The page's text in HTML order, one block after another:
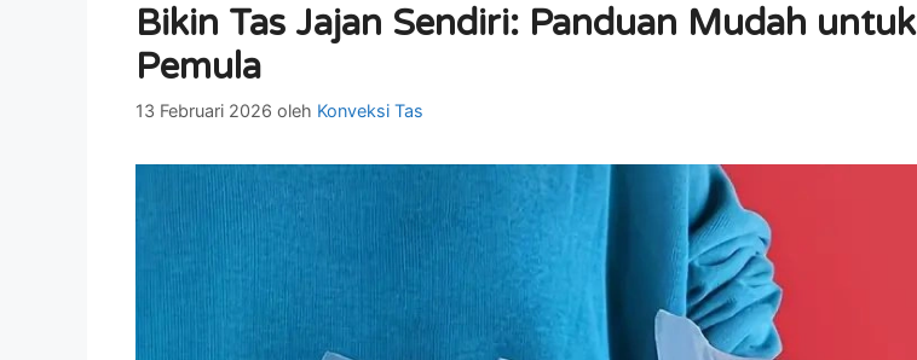
Bikin Tas Jajan Sendiri: Panduan Mudah untuk
Pemula
13 Februari 2026 oleh Konveksi Tas